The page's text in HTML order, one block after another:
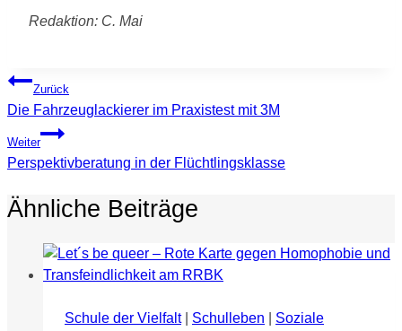
Redaktion: C. Mai
Beitragsnavigation
Zurück
Die Fahrzeuglackierer im Praxistest mit 3M
Weiter
Perspektivberatung in der Flüchtlingsklasse
Ähnliche Beiträge
Schule der Vielfalt| Schulleben
Soziale